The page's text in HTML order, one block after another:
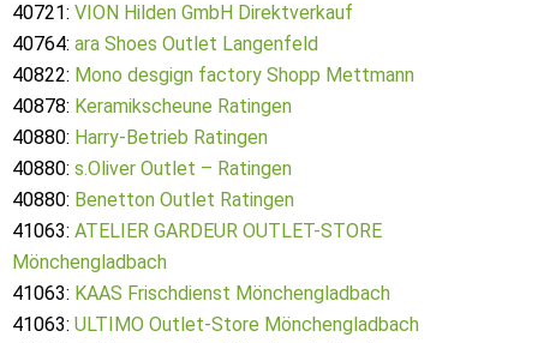
40721: VION Hilden GmbH Direktverkauf
40764: ara Shoes Outlet Langenfeld
40822: Mono desgign factory Shopp Mettmann
40878: Keramikscheune Ratingen
40880: Harry-Betrieb Ratingen
40880: s.Oliver Outlet – Ratingen
40880: Benetton Outlet Ratingen
41063: ATELIER GARDEUR OUTLET-STORE
Mönchengladbach
41063: KAAS Frischdienst Mönchengladbach
41063: ULTIMO Outlet-Store Mönchengladbach